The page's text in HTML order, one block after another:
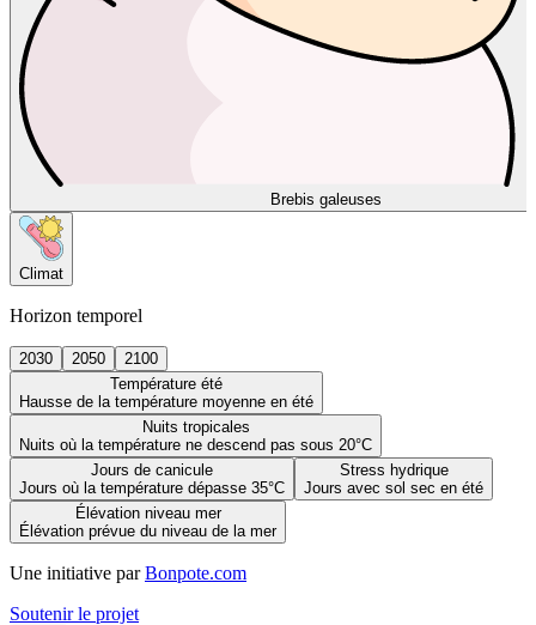
Brebis galeuses
Climat
Horizon temporel
2030 2050
2100
Température été
Hausse de la température moyenne en été
Nuits tropicales
Nuits où la température ne descend pas sous 20°C
Jours de canicule
Jours où la température dépasse 35°C
Stress hydrique
Jours avec sol sec en été
Élévation niveau mer
Élévation prévue du niveau de la mer
Une initiative par Bonpote.com
Soutenir le projet